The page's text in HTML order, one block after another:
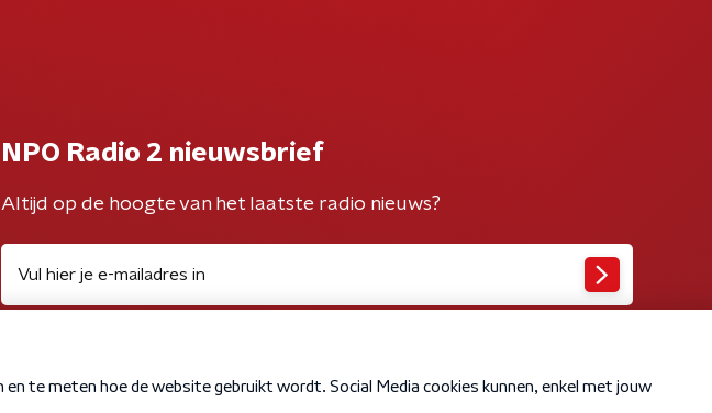
NPO Radio 2 nieuwsbrief
Altijd op de hoogte van het laatste radio nieuws?